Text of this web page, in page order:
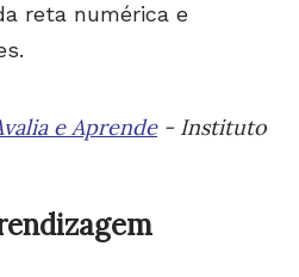
reta numérica e
e Aprende- Instituto